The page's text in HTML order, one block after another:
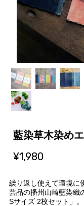
藍染草木染め
¥1,980
繰り返し使えて環境に
芸品の播州山崎藍染織
Sサイズ 2枚セット」。